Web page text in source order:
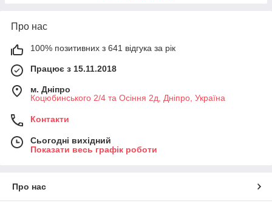
Про нас
100% позитивних з 641 відгука за рік
Працює з 15.11.2018
м. Дніпро
Коцюбинського 2/4 та Осіння 2д, Дніпро, Україна
Контакти
Сьогодні вихідний
Показати весь графік роботи
Про нас